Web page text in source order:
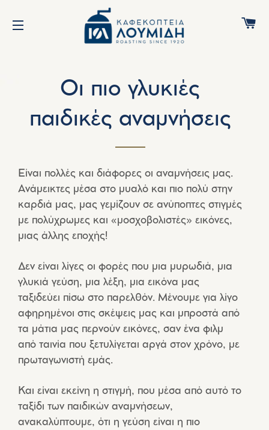
ΠΛΟΉΓΗΣΗ ΙΣΤΌΤΟΠΟΥ
Οι πιο γλυκιές
παιδικές αναμνήσεις
Είναι πολλές και διάφορες οι αναμνήσεις μας.
Ανάμεικτες μέσα στο μυαλό και πιο πολύ στην
καρδιά μας, μας γεμίζουν σε ανύποπτες στιγμές
με πολύχρωμες και «μοσχοβολιστές» εικόνες,
μιας άλλης εποχής!
Δεν είναι λίγες οι φορές που μια μυρωδιά, μια
γλυκιά γεύση, μια λέξη, μια εικόνα μας
ταξιδεύει πίσω στο παρελθόν. Μένουμε για λίγο
αφηρημένοι στις σκέψεις μας και μπροστά από
τα μάτια μας περνούν εικόνες, σαν ένα φιλμ
από ταινία που ξετυλίγεται αργά στον χρόνο, με
πρωταγωνιστή εμάς.
Και είναι εκείνη η στιγμή, που μέσα από αυτό το
ταξίδι των παιδικών αναμνήσεων,
ανακαλύπτουμε, ότι η γεύση είναι η πιο